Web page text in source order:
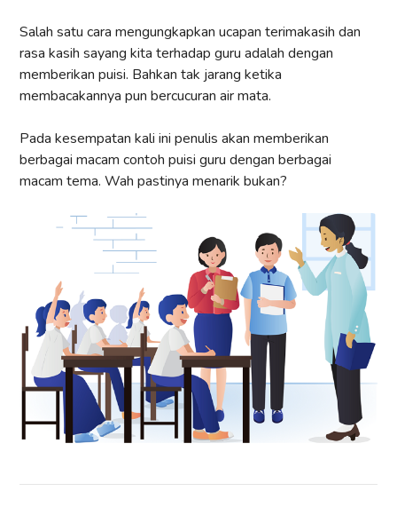
Salah satu cara mengungkapkan ucapan terimakasih dan
rasa kasih sayang kita terhadap guru adalah dengan
memberikan puisi. Bahkan tak jarang ketika
membacakannya pun bercucuran air mata.
Pada kesempatan kali ini penulis akan memberikan
berbagai macam contoh puisi guru dengan berbagai
macam tema. Wah pastinya menarik bukan?